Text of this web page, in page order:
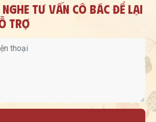
TƯ VẤN CÔ BÁC ĐỂ LẠI
TRỢ